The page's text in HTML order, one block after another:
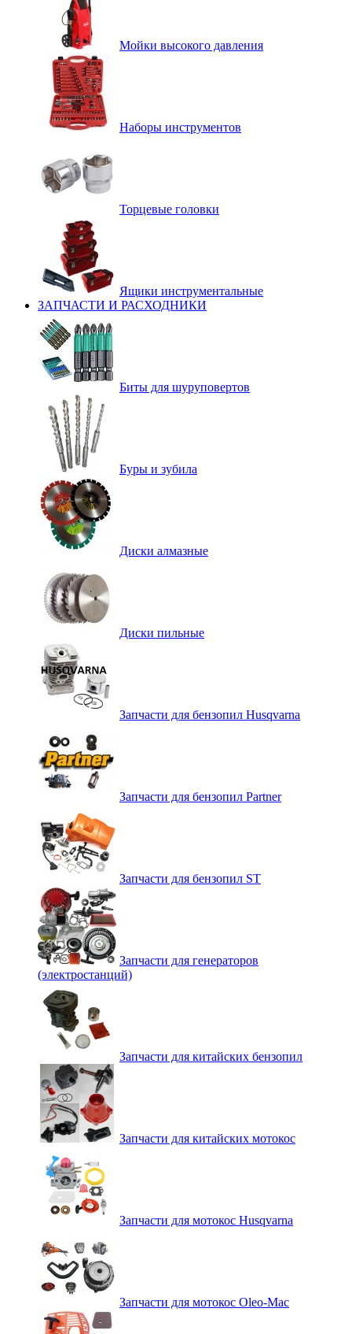
Мойки высокого давления
Наборы инструментов
Торцевые головки
Ящики инструментальные
ЗАПЧАСТИ И РАСХОДНИКИ
Биты для шуруповертов
Буры и зубила
Диски алмазные
Диски пильные
Запчасти для бензопил Husqvarna
Запчасти для бензопил Partner
Запчасти для бензопил ST
Запчасти для генераторов
(электростанций)
Запчасти для китайских бензопил
Запчасти для китайских мотокос
Запчасти для мотокос Husqvarna
Запчасти для мотокос Oleo-Mac